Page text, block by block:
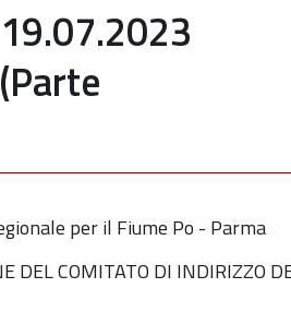
per il Fiume Po - Parma
DEL COMITATO DI INDIRIZZO